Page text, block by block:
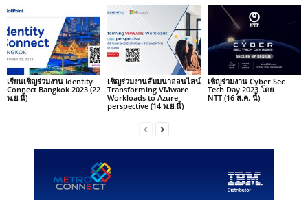
เรียนเชิญร่วมงาน Identity
Connect Bangkok 2023 (22
พ.ย.นี้)
เชิญร่วมงานสัมมนาออนไลน์
Transforming VMware
Workloads to Azure
perspective (14 พ.ย.นี้)
เชิญร่วมงาน Cyber Sec
Tech Day 2023 โดย
NTT (16 ส.ค. นี้)